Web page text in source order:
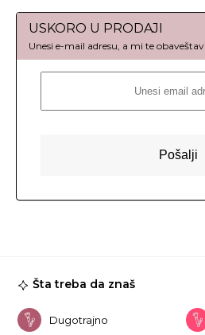
USKORO U PRODAJI
Šta treba da znaš
Dugotrajno